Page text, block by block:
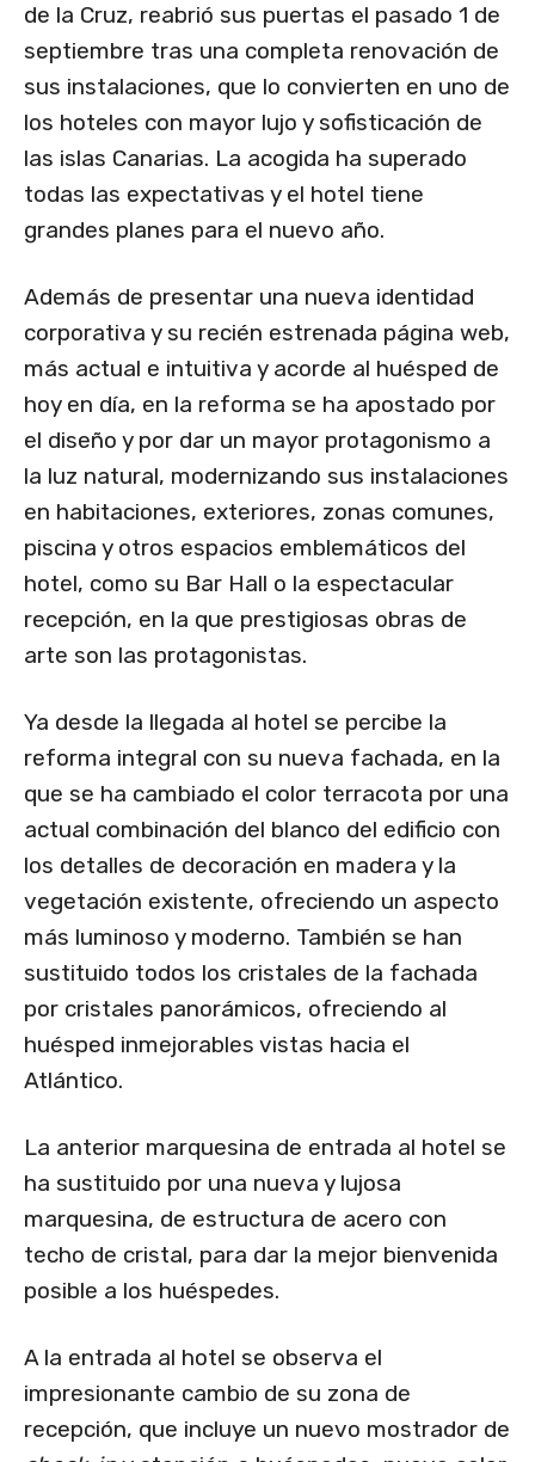
de la Cruz, reabrió sus puertas el pasado 1 de
septiembre tras una completa renovación de
sus instalaciones, que lo convierten en uno de
los hoteles con mayor lujo y sofisticación de
las islas Canarias. La acogida ha superado
todas las expectativas y el hotel tiene
grandes planes para el nuevo año.
Además de presentar una nueva identidad
corporativa y su recién estrenada página web,
más actual e intuitiva y acorde al huésped de
hoy en día, en la reforma se ha apostado por
el diseño y por dar un mayor protagonismo a
la luz natural, modernizando sus instalaciones
en habitaciones, exteriores, zonas comunes,
piscina y otros espacios emblemáticos del
hotel, como su Bar Hall o la espectacular
recepción, en la que prestigiosas obras de
arte son las protagonistas.
Ya desde la llegada al hotel se percibe la
reforma integral con su nueva fachada, en la
que se ha cambiado el color terracota por una
actual combinación del blanco del edificio con
los detalles de decoración en madera y la
vegetación existente, ofreciendo un aspecto
más luminoso y moderno. También se han
sustituido todos los cristales de la fachada
por cristales panorámicos, ofreciendo al
huésped inmejorables vistas hacia el
Atlántico.
La anterior marquesina de entrada al hotel se
ha sustituido por una nueva y lujosa
marquesina, de estructura de acero con
techo de cristal, para dar la mejor bienvenida
posible a los huéspedes.
A la entrada al hotel se observa el
impresionante cambio de su zona de
recepción, que incluye un nuevo mostrador de